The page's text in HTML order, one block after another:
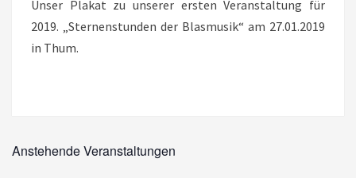
Unser Plakat zu unserer ersten Veranstaltung für
2019. „Sternenstunden der Blasmusik“ am 27.01.2019
in Thum.
Anstehende Veranstaltungen